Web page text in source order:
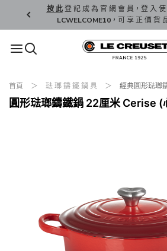
按 此登 記 成 為 官 網 會 員，登 入
LCWELCOME10，可 享 正 價 貨
首頁 琺 瑯 鑄 鐵 鍋 具 經典圓形琺瑯
圓形琺瑯鑄鐵鍋 22厘米 Cerise (